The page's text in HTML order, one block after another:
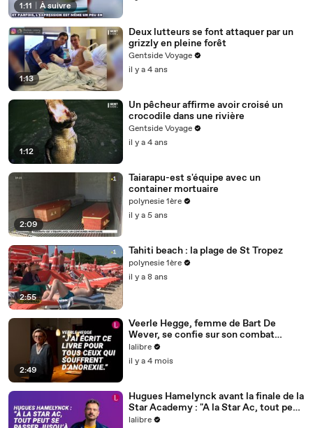
1:11 À suivre
1:13
Deux lutteurs se font attaquer par un
grizzly en pleine forêt
Gentside Voyage
il y a 4 ans
1:12
Un pêcheur affirme avoir croisé un
crocodile dans une rivière
Gentside Voyage
il y a 4 ans
2:09
Taiarapu-est s'équipe avec un
container mortuaire
polynesie 1ère
il y a 5 ans
2:55
Tahiti beach : la plage de St Tropez
polynesie 1ère
il y a 8 ans
2:49
Veerle Hegge, femme de Bart De
Wever, se confie sur son combat
contre l'anorexie
lalibre
il y a 4 mois
Hugues Hamelynck avant la finale de la
Star Academy : "A la Star Ac, tout peut
se passer jusqu'à la dernière minute"
lalibre